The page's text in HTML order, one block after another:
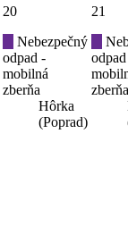
20
Nebezpečný
odpad -
mobilná
zberňa
Hôrka
(Poprad)
21
zberňa